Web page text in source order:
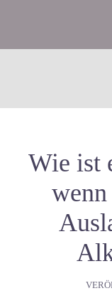
springen
Wie ist